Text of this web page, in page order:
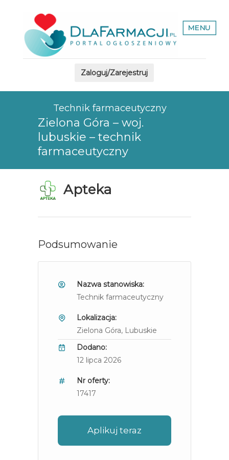
MENU
Zaloguj/Zarejestruj
Technik farmaceutyczny
Zielona Góra – woj.
lubuskie – technik
farmaceutyczny
Apteka
Podsumowanie
Nazwa stanowiska:
Technik farmaceutyczny
Lokalizacja:
Zielona Góra, Lubuskie
Dodano:
12 lipca 2026
Nr oferty:
17417
Aplikuj teraz